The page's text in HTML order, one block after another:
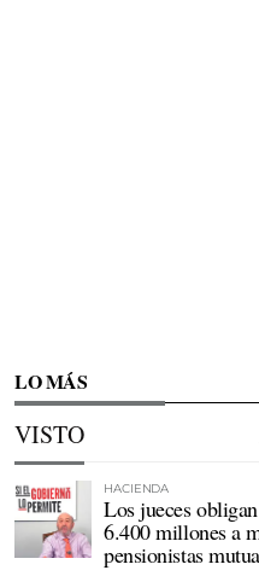
LO MÁS
VISTO
HACIENDA
Los jueces
6.400 millones a
pensionistas